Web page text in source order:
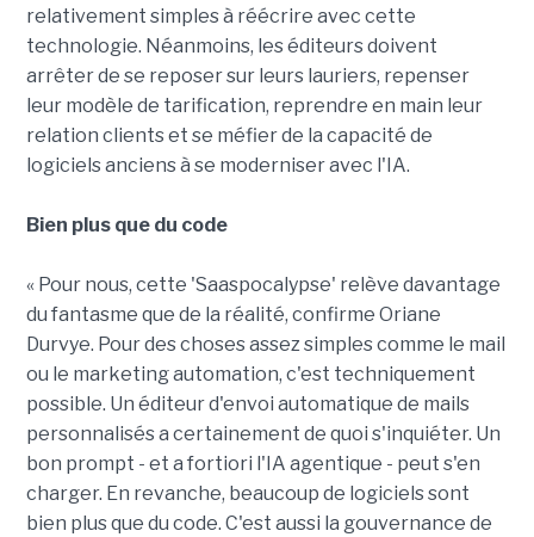
relativement simples à réécrire avec cette
technologie. Néanmoins, les éditeurs doivent
arrêter de se reposer sur leurs lauriers, repenser
leur modèle de tarification, reprendre en main leur
relation clients et se méfier de la capacité de
logiciels anciens à se moderniser avec l'IA.
Bien plus que du code
« Pour nous, cette 'Saaspocalypse' relève davantage
du fantasme que de la réalité, confirme Oriane
Durvye. Pour des choses assez simples comme le mail
ou le marketing automation, c'est techniquement
possible. Un éditeur d'envoi automatique de mails
personnalisés a certainement de quoi s'inquiéter. Un
bon prompt - et a fortiori l'IA agentique - peut s'en
charger. En revanche, beaucoup de logiciels sont
bien plus que du code. C'est aussi la gouvernance de